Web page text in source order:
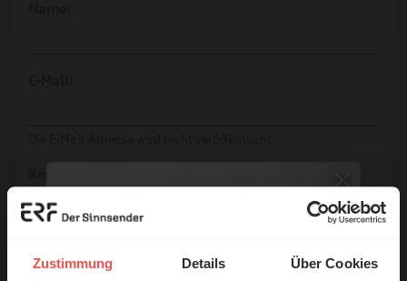
Zustimmung Details Über Cookies
Meinen Kommentar nicht öffentlich teilen.